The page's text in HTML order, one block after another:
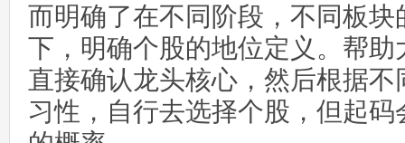
而明确了在不同阶段，不同板
下，明确个股的地位定义。帮
直接确认龙头核心，然后根据
习性，自行去选择个股，但起